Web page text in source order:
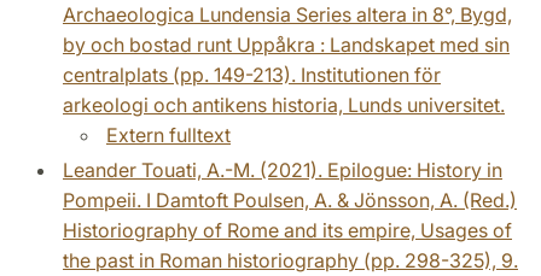
Archaeologica Lundensia Series altera in 8°, Bygd,
by och bostad runt Uppåkra : Landskapet med sin
centralplats (pp. 149-213). Institutionen för
arkeologi och antikens historia, Lunds universitet.
Extern fulltext
Leander Touati, A.-M. (2021). Epilogue: History in
Pompeii. I Damtoft Poulsen, A. & Jönsson, A. (Red.)
Historiography of Rome and its empire, Usages of
the past in Roman historiography (pp. 298-325), 9.